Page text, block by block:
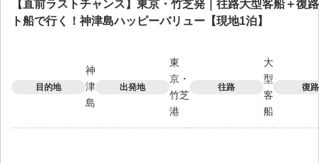
【直前ラストチャンス】東京・竹芝発｜往路大型客船＋復
ト船で行く！神津島ハッピーバリュー【現地1泊】
目的地
神
津
島
出発地
東
京・
竹芝
港
往路
大
型
客
船
復路